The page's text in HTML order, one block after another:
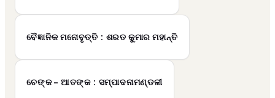
ବୈଜ୍ଞାନିକ ମନୋବୃତ୍ତି : ଶରତ କୁମାର ମହାନ୍ତି
ଚେଙ୍କ - ଆତଙ୍କ : ସମ୍ପାଦନାମଣ୍ଡଳୀ